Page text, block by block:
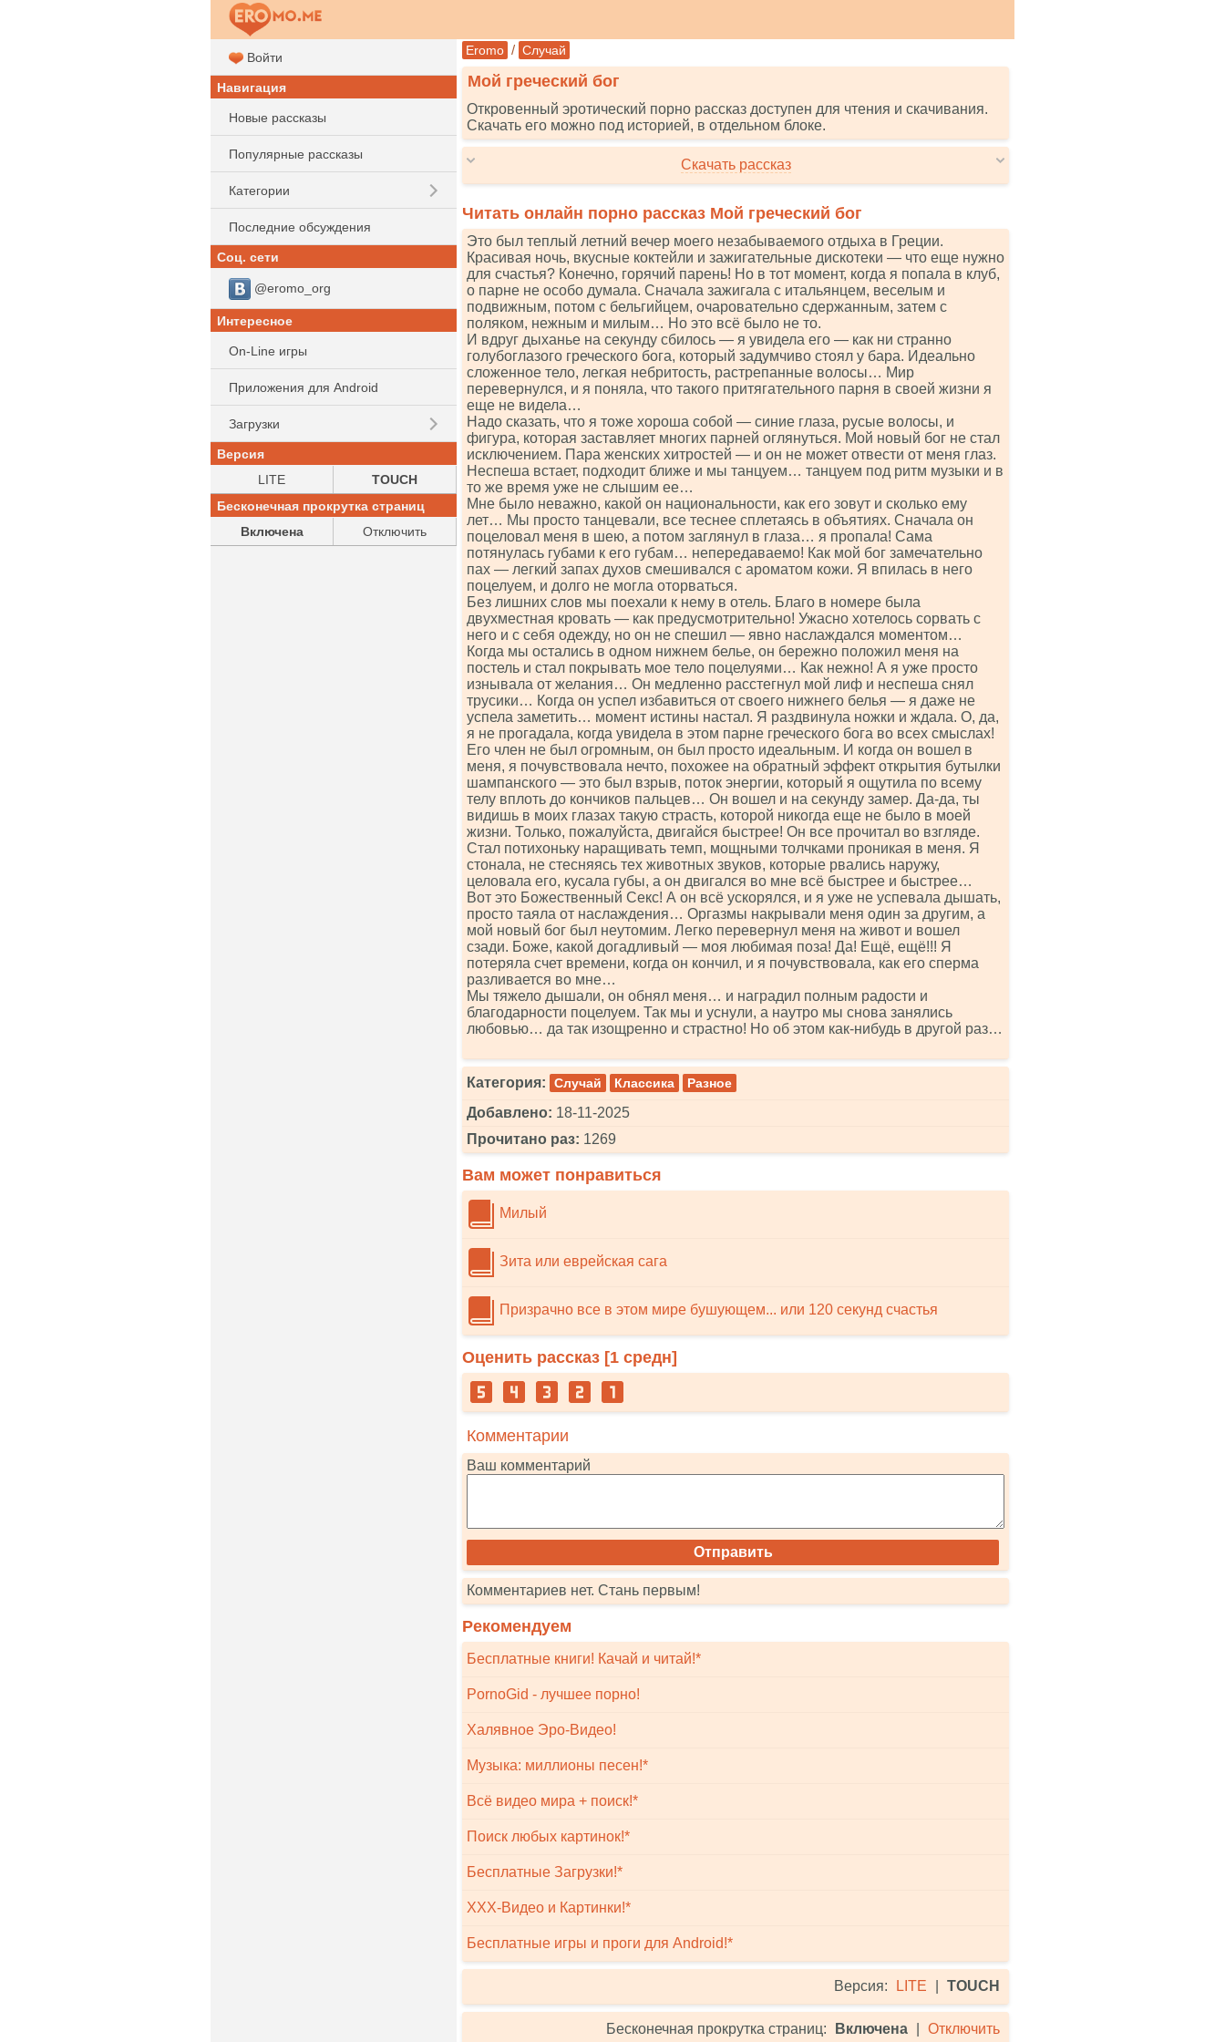
Eromo / Случай
Мой греческий бог
Откровенный эротический порно рассказ доступен для чтения и скачивания.
Скачать его можно под историей, в отдельном блоке.
Скачать рассказ
Читать онлайн порно рассказ Мой греческий бог
Это был теплый летний вечер моего незабываемого отдыха в Греции.
Красивая ночь, вкусные коктейли и зажигательные дискотеки — что еще нужно
для счастья? Конечно, горячий парень! Но в тот момент, когда я попала в клуб,
о парне не особо думала. Сначала зажигала с итальянцем, веселым и
подвижным, потом с бельгийцем, очаровательно сдержанным, затем с
поляком, нежным и милым… Но это всё было не то.
И вдруг дыханье на секунду сбилось — я увидела его — как ни странно
голубоглазого греческого бога, который задумчиво стоял у бара. Идеально
сложенное тело, легкая небритость, растрепанные волосы… Мир
перевернулся, и я поняла, что такого притягательного парня в своей жизни я
еще не видела…
Надо сказать, что я тоже хороша собой — синие глаза, русые волосы, и
фигура, которая заставляет многих парней оглянуться. Мой новый бог не стал
исключением. Пара женских хитростей — и он не может отвести от меня глаз.
Неспеша встает, подходит ближе и мы танцуем… танцуем под ритм музыки и в
то же время уже не слышим ее…
Мне было неважно, какой он национальности, как его зовут и сколько ему
лет… Мы просто танцевали, все теснее сплетаясь в объятиях. Сначала он
поцеловал меня в шею, а потом заглянул в глаза… я пропала! Сама
потянулась губами к его губам… непередаваемо! Как мой бог замечательно
пах — легкий запах духов смешивался с ароматом кожи. Я впилась в него
поцелуем, и долго не могла оторваться.
Без лишних слов мы поехали к нему в отель. Благо в номере была
двухместная кровать — как предусмотрительно! Ужасно хотелось сорвать с
него и с себя одежду, но он не спешил — явно наслаждался моментом…
Когда мы остались в одном нижнем белье, он бережно положил меня на
постель и стал покрывать мое тело поцелуями… Как нежно! А я уже просто
изнывала от желания… Он медленно расстегнул мой лиф и неспеша снял
трусики… Когда он успел избавиться от своего нижнего белья — я даже не
успела заметить… момент истины настал. Я раздвинула ножки и ждала. О, да,
я не прогадала, когда увидела в этом парне греческого бога во всех смыслах!
Его член не был огромным, он был просто идеальным. И когда он вошел в
меня, я почувствовала нечто, похожее на обратный эффект открытия бутылки
шампанского — это был взрыв, поток энергии, который я ощутила по всему
телу вплоть до кончиков пальцев… Он вошел и на секунду замер. Да-да, ты
видишь в моих глазах такую страсть, которой никогда еще не было в моей
жизни. Только, пожалуйста, двигайся быстрее! Он все прочитал во взгляде.
Стал потихоньку наращивать темп, мощными толчками проникая в меня. Я
стонала, не стесняясь тех животных звуков, которые рвались наружу,
целовала его, кусала губы, а он двигался во мне всё быстрее и быстрее…
Вот это Божественный Секс! А он всё ускорялся, и я уже не успевала дышать,
просто таяла от наслаждения… Оргазмы накрывали меня один за другим, а
мой новый бог был неутомим. Легко перевернул меня на живот и вошел
сзади. Боже, какой догадливый — моя любимая поза! Да! Ещё, ещё!!! Я
потеряла счет времени, когда он кончил, и я почувствовала, как его сперма
разливается во мне…
Мы тяжело дышали, он обнял меня… и наградил полным радости и
благодарности поцелуем. Так мы и уснули, а наутро мы снова занялись
любовью… да так изощренно и страстно! Но об этом как-нибудь в другой раз…
Категория: Случай Классика Разное
Добавлено: 18-11-2025
Прочитано раз: 1269
Вам может понравиться
Милый
Зита или еврейская сага
Призрачно все в этом мире бушующем... или 120 секунд счастья
Оценить рассказ [1 средн]
Комментарии
Ваш комментарий
Комментариев нет. Стань первым!
Рекомендуем
Бесплатные книги! Качай и читай!*
PornoGid - лучшее порно!
Халявное Эро-Видео!
Музыка: миллионы песен!*
Всё видео мира + поиск!*
Поиск любых картинок!*
Бесплатные Загрузки!*
XXX-Видео и Картинки!*
Бесплатные игры и проги для Android!*
Версия: LITE TOUCH
Бесконечная прокрутка страниц: Включена Отключить
Войти
Навигация
Новые рассказы
Популярные рассказы
Категории
Последние обсуждения
Соц. сети
@eromo_org
Интересное
On-Line игры
Приложения для Android
Загрузки
Версия
LITE
TOUCH
Бесконечная прокрутка страниц
Включена
Отключить